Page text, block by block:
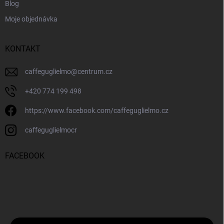
Blog
Moje objednávka
KONTAKT
caffeguglielmo@centrum.cz
+420 774 199 498
https://www.facebook.com/caffeguglielmo.cz
caffeguglielmocr
FACEBOOK